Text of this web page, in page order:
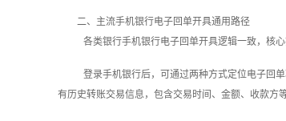
二、主流手机银行电子回单开具通用路径
各类银行手机银行电子回单开具逻辑一致，核
登录手机银行后，可通过两种方式定位电子回
有历史转账交易信息，包含交易时间、金额、收款方